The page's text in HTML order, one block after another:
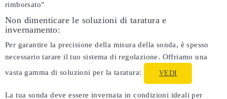
rimborsato"
Non dimenticare le soluzioni di taratura e
invernamento:
Per garantire la precisione della misura della sonda, è spesso
necessario tarare il tuo sistema di regolazione. Offriamo una
vasta gamma di soluzioni per la taratura:
VEDI
La tua sonda deve essere invernata in condizioni ideali per